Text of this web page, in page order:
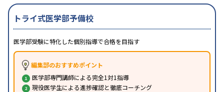
トライ式医学部予備校
医学部受験に特化した個別指導で合格を目指す
編集部のおすすめポイント
医学部専門講師による完全1対1指導
現役医学生による進捗確認と徹底コーチング